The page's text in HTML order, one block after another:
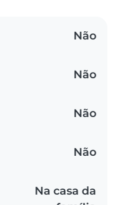
Não
Não
Não
Não
Na casa da